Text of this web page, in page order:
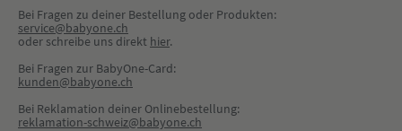
Bei Fragen zu deiner Bestellung oder Produkten:
service@babyone.ch
oder schreibe uns direkt hier.
Bei Fragen zur BabyOne-Card:
kunden@babyone.ch
Bei Reklamation deiner Onlinebestellung:
reklamation-schweiz@babyone.ch